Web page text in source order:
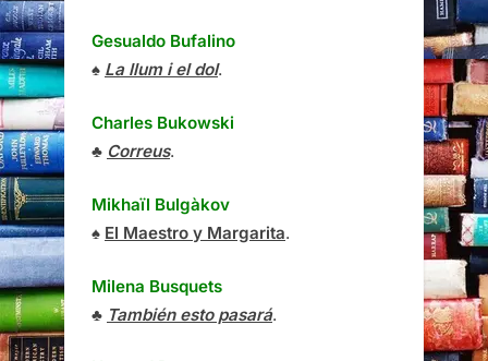
Gesualdo Bufalino
♠ La llum i el dol.
Charles Bukowski
♣ Correus.
Mikhaïl Bulgàkov
♠ El Maestro y Margarita.
Milena Busquets
♣ También esto pasará.